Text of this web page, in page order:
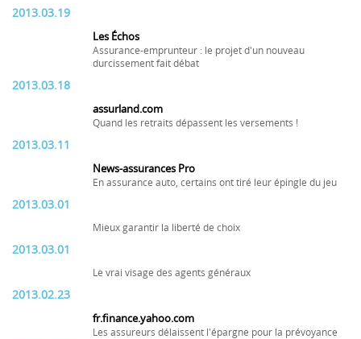
2013.03.19
Les Échos
Assurance-emprunteur : le projet d'un nouveau
durcissement fait débat
2013.03.18
assurland.com
Quand les retraits dépassent les versements !
2013.03.11
News-assurances Pro
En assurance auto, certains ont tiré leur épingle du jeu
2013.03.01
Mieux garantir la liberté de choix
2013.03.01
Le vrai visage des agents généraux
2013.02.23
fr.finance.yahoo.com
Les assureurs délaissent l'épargne pour la prévoyance